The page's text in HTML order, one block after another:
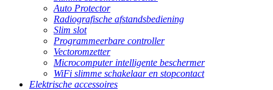
Auto Protector
Radiografische afstandsbediening
Slim slot
Programmeerbare controller
Vectoromzetter
Microcomputer intelligente beschermer
WiFi slimme schakelaar en stopcontact
Elektrische accessoires